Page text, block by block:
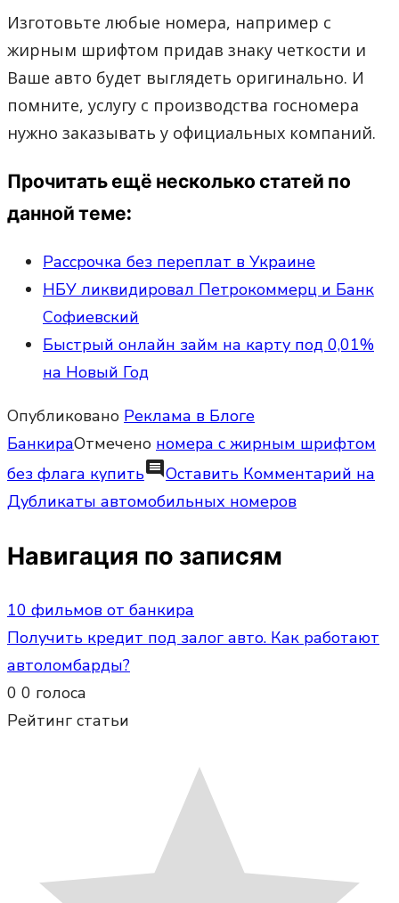
Изготовьте любые номера, например с
жирным шрифтом придав знаку четкости и
Ваше авто будет выглядеть оригинально. И
помните, услугу с производства госномера
нужно заказывать у официальных компаний.
Прочитать ещё несколько статей по
данной теме:
Рассрочка без переплат в Украине
НБУ ликвидировал Петрокоммерц и Банк
Софиевский
Быстрый онлайн займ на карту под 0,01%
на Новый Год
Опубликовано Реклама в Блоге
БанкираОтмечено номера с жирным шрифтом
без флага купитьcommentОставить Комментарий на
Дубликаты автомобильных номеров
Навигация по записям
10 фильмов от банкира
Получить кредит под залог авто. Как работают
автоломбарды?
0 0 голоса
Рейтинг статьи